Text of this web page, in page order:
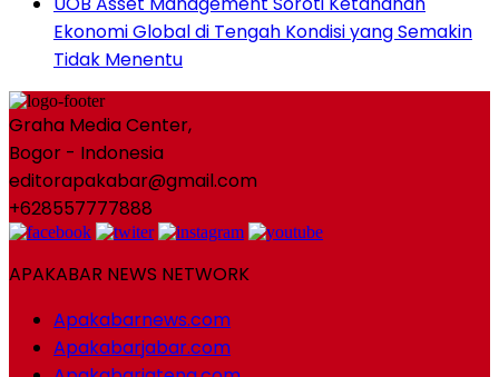
Ekonomi Global di Tengah Kondisi yang Semakin
Tidak Menentu
Graha Media Center,
Bogor - Indonesia
editorapakabar@gmail.com
+628557777888
APAKABAR NEWS NETWORK
Apakabarnews.com
Apakabarjabar.com